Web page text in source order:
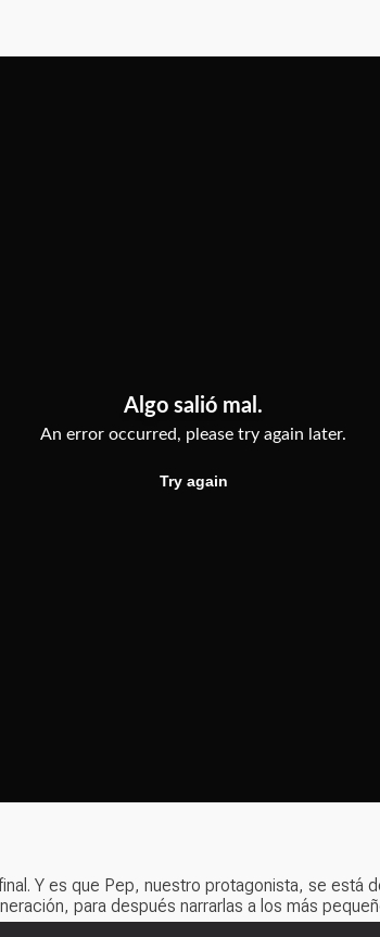
Y es que Pep, nuestro protagonista, se está
para después narrarlas a los más